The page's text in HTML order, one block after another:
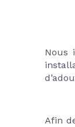
Nous
Afin